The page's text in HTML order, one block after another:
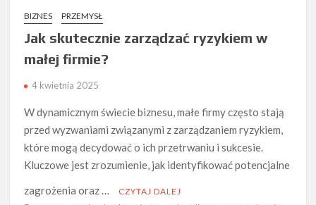
BIZNES PRZEMYSŁ
Jak skutecznie zarządzać ryzykiem w
małej firmie?
4 kwietnia 2025
W dynamicznym świecie biznesu, małe firmy często stają
przed wyzwaniami związanymi z zarządzaniem ryzykiem,
które mogą decydować o ich przetrwaniu i sukcesie.
Kluczowe jest zrozumienie, jak identyfikować potencjalne
zagrożenia oraz …
CZYTAJ DALEJ